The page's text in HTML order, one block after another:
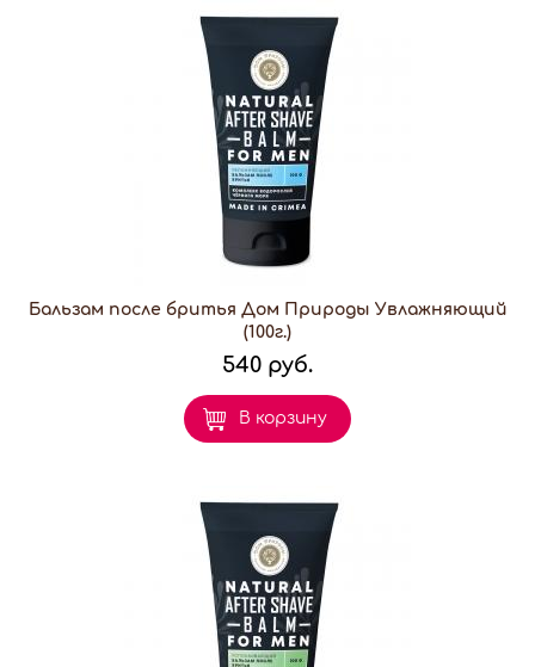
Бальзам после бритья Дом Природы Увлажняющий
(100г.)
540 руб.
В корзину